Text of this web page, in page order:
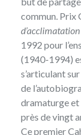
commun. Prix
d’acclimatation
1992 pour
(1940-1994)
s’articulant
de
dramaturge et
près de vingt
Ce premier